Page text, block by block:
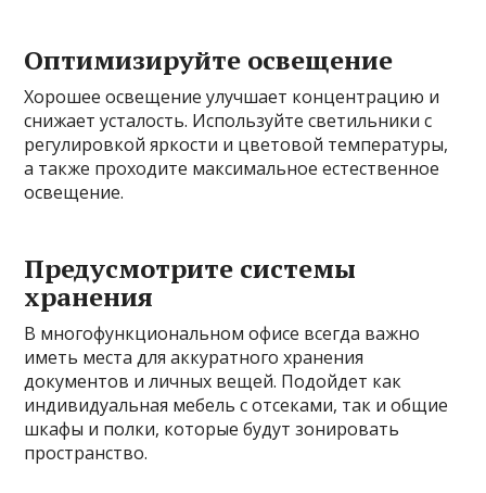
Оптимизируйте освещение
Хорошее освещение улучшает концентрацию и
снижает усталость. Используйте светильники с
регулировкой яркости и цветовой температуры,
а также проходите максимальное естественное
освещение.
Предусмотрите системы
хранения
В многофункциональном офисе всегда важно
иметь места для аккуратного хранения
документов и личных вещей. Подойдет как
индивидуальная мебель с отсеками, так и общие
шкафы и полки, которые будут зонировать
пространство.